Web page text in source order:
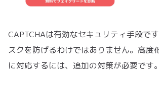
CAPTCHAは有効なセキュリティ手段で
スクを防げるわけではありません。高度
に対応するには、追加の対策が必要です。